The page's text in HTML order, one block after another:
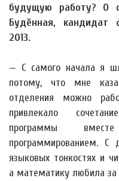
будущую работу? О
Будённая, кандидат
2013.
— С самого начала я
потому, что мне
отделения можно
привлекало
программы
программированием. С
языковых тонкостях и
а математику любила за